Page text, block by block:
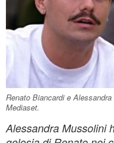
Renato Biancardi e
Mediaset.
Alessandra Mussolini